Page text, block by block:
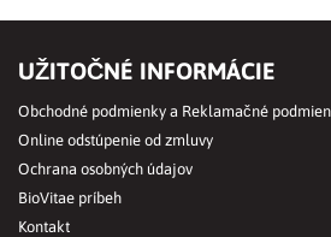
UŽITOČNÉ INFORMÁCIE
Obchodné podmienky a Reklamačné
Online odstúpenie od zmluvy
Ochrana osobných údajov
BioVitae príbeh
Kontakt